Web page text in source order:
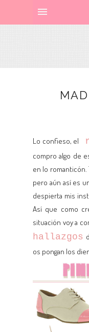
Lo confieso, el
compro algo de
en lo romanticón.
pero aún así es
despierta mis
Así que como
situación voy a
hallazgos
os pongan los